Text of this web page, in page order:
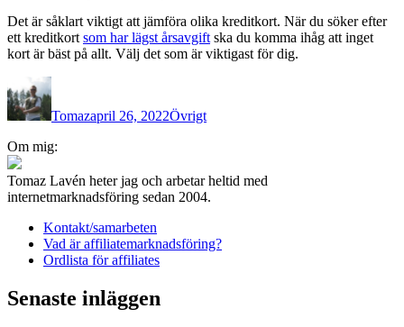
Det är såklart viktigt att jämföra olika kreditkort. När du söker efter
ett kreditkort som har lägst årsavgift ska du komma ihåg att inget
kort är bäst på allt. Välj det som är viktigast för dig.
Författare
Tomazapril 26, 2022Övrigt
Om mig:
Tomaz Lavén heter jag och arbetar heltid med
internetmarknadsföring sedan 2004.
Kontakt/samarbeten
Vad är affiliatemarknadsföring?
Ordlista för affiliates
Senaste inläggen